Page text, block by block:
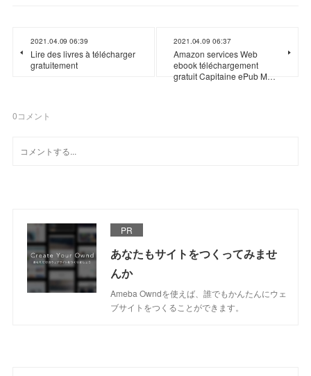
2021.04.09 06:39
Lire des livres à télécharger
gratuitement
2021.04.09 06:37
Amazon services Web
ebook téléchargement
gratuit Capitaine ePub M…
0コメント
PR
あなたもサイトをつくってみませ
んか
Ameba Owndを使えば、誰でもかんたんにウェ
ブサイトをつくることができます。